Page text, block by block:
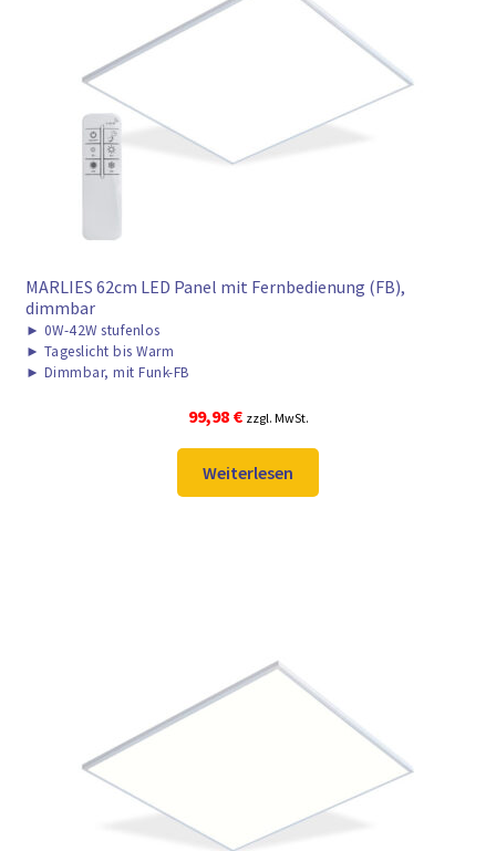
MARLIES 62cm LED Panel mit Fernbedienung (FB),
dimmbar
► 0W-42W stufenlos
► Tageslicht bis Warm
► Dimmbar, mit Funk-FB
99,98 € zzgl. MwSt.
Weiterlesen